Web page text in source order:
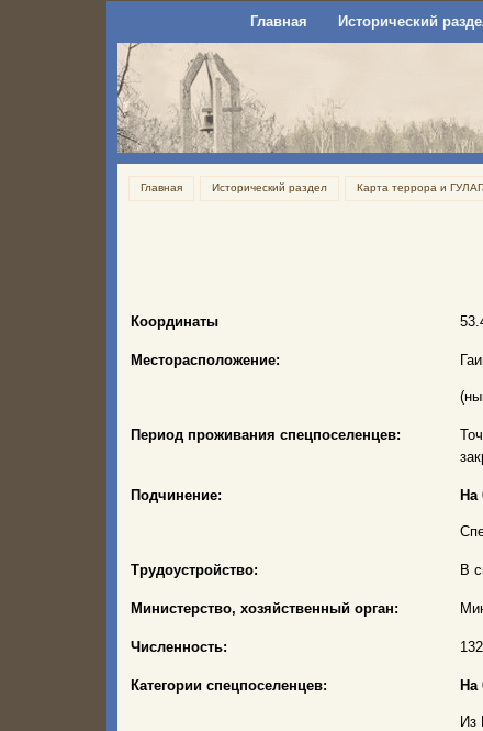
Главная Исторический
Главная Исторический раздел Карта террора и
Координаты
Месторасположение:
Период проживания спецпоселенцев:
Подчинение: На
Трудоустройство: В
Министерство, хозяйственный орган:
Численность:
Категории спецпоселенцев: На
Из